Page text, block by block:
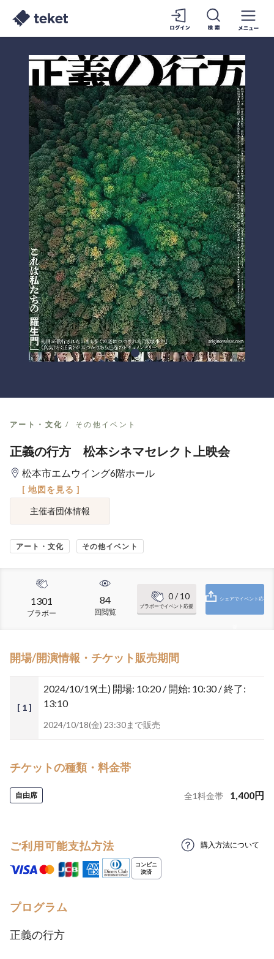
アート・文化 その他イベント
正義の行方 松本シネマセレクト上映会
松本市エムウイング6階ホール
[ 地図を見る ]
主催者団体情報
アート・文化 その他イベント
1301
ブラボー
84
回閲覧
0/ 10
ブラボーでイベント応援
シェアでイベント応
開場/開演情報・チケット販売期間
[ 1 ]
2024/10/19(土) 開場: 10:20 / 開始: 10:30 / 終了:
13:10
2024/10/18(金) 23:30まで販売
チケットの種類・料金帯
自由席 全1料金帯 1,400円
ご利用可能支払方法 購入方法について
プログラム
正義の行方